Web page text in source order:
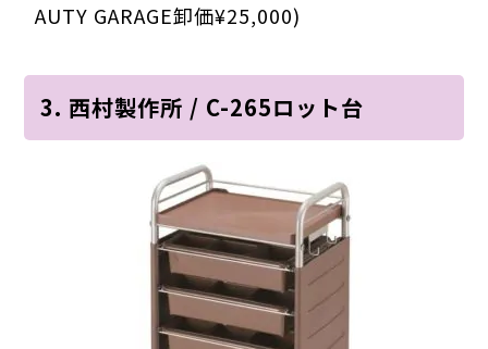
AUTY GARAGE卸価¥25,000)
3. 西村製作所 / C-265ロット台